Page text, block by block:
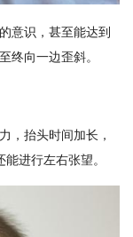
意识，甚至能达到
向一边歪斜。
，抬头时间加长，
进行左右张望。